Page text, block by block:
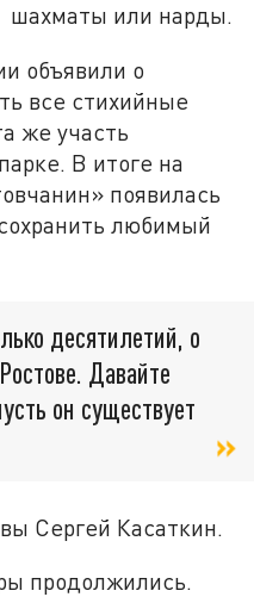
шахматы или нарды.
объявили о
все стихийные
же участь
В итоге на
появилась
любимый
десятилетий, о
Давайте
он существует
Сергей Касаткин.
продолжились.